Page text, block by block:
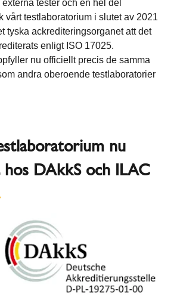
tester och en hel del
vårt testlaboratorium i slutet av 2021
tyska ackrediteringsorganet att det
enligt ISO 17025.
nu officiellt precis de samma
andra oberoende testlaboratorier
nu
hos DAkkS och ILAC